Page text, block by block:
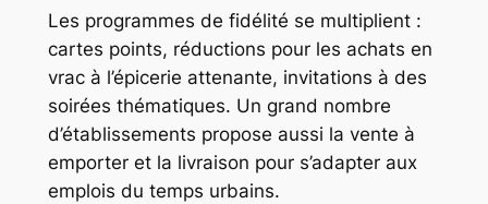
Les programmes de fidélité se multiplient :
cartes points, réductions pour les achats en
vrac à l’épicerie attenante, invitations à des
soirées thématiques. Un grand nombre
d’établissements propose aussi la vente à
emporter et la livraison pour s’adapter aux
emplois du temps urbains.